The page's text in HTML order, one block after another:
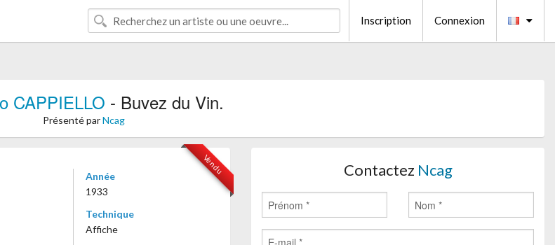
Inscription Connexion
CAPPIELLO - Buvez du Vin.
Présenté parNcag
Vendu
Année
1933
Technique
Affiche
Contactez Ncag